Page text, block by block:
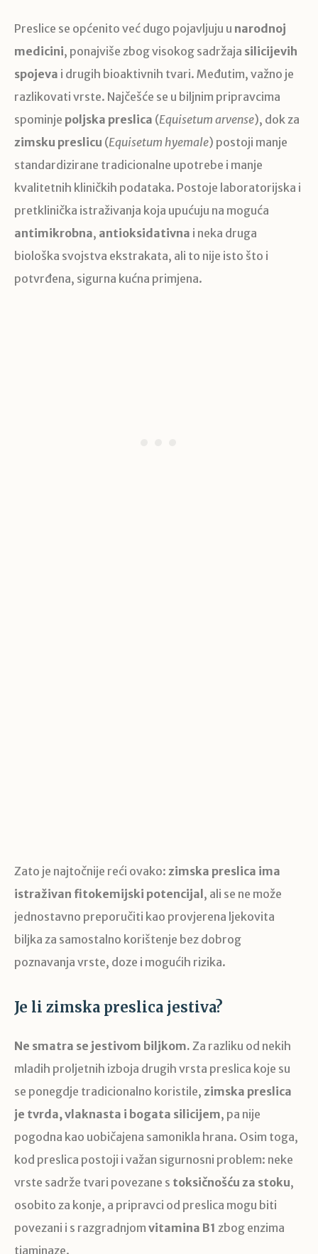
Preslice se općenito već dugo pojavljuju u narodnoj
medicini, ponajviše zbog visokog sadržaja silicijevih
spojeva i drugih bioaktivnih tvari. Međutim, važno je
razlikovati vrste. Najčešće se u biljnim pripravcima
spominje poljska preslica (Equisetum arvense), dok za
zimsku preslicu (Equisetum hyemale) postoji manje
standardizirane tradicionalne upotrebe i manje
kvalitetnih kliničkih podataka. Postoje laboratorijska i
pretklinička istraživanja koja upućuju na moguća
antimikrobna, antioksidativna i neka druga
biološka svojstva ekstrakata, ali to nije isto što i
potvrđena, sigurna kućna primjena.
Zato je najtočnije reći ovako: zimska preslica ima
istraživan fitokemijski potencijal, ali se ne može
jednostavno preporučiti kao provjerena ljekovita
biljka za samostalno korištenje bez dobrog
poznavanja vrste, doze i mogućih rizika.
Je li zimska preslica jestiva?
Ne smatra se jestivom biljkom. Za razliku od nekih
mladih proljetnih izboja drugih vrsta preslica koje su
se ponegdje tradicionalno koristile, zimska preslica
je tvrda, vlaknasta i bogata silicijem, pa nije
pogodna kao uobičajena samonikla hrana. Osim toga,
kod preslica postoji i važan sigurnosni problem: neke
vrste sadrže tvari povezane s toksičnošću za stoku,
osobito za konje, a pripravci od preslica mogu biti
povezani i s razgradnjom vitamina B1 zbog enzima
tiaminaze.